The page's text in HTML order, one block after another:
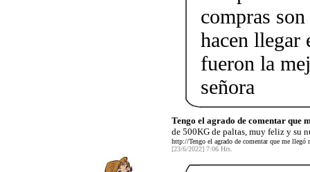
compras
hacen
fueron la
señora
Tengo el agrado de comentar que
de 500KG de paltas, muy feliz y su
http://Tengo el agrado de comentar que me
[23/6/2022] 7:06 Hrs.